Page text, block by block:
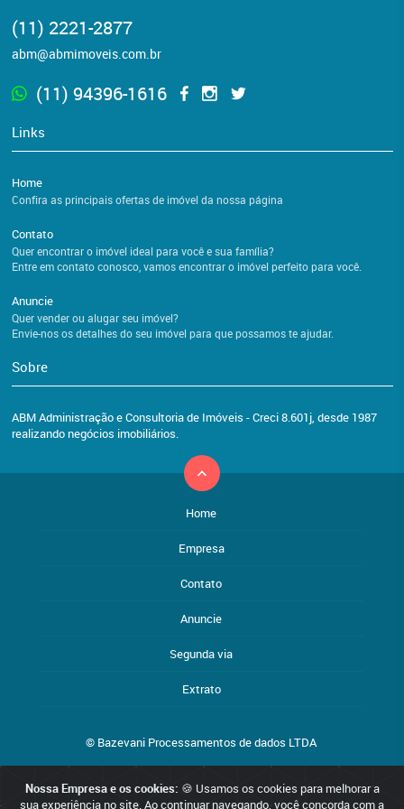
(11) 2221-2877
abm@abmimoveis.com.br
(11) 94396-1616
Links
Home
Confira as principais ofertas de imóvel da nossa página
Contato
Quer encontrar o imóvel ideal para você e sua família?
Entre em contato conosco, vamos encontrar o imóvel perfeito para você.
Anuncie
Quer vender ou alugar seu imóvel?
Envie-nos os detalhes do seu imóvel para que possamos te ajudar.
Sobre
ABM Administração e Consultoria de Imóveis - Creci 8.601j, desde 1987
realizando negócios imobiliários.
Home
Empresa
Contato
Anuncie
Segunda via
Extrato
© Bazevani Processamentos de dados LTDA
Reservamo-nos o direito de qualquer erro de digitação, assim como
Nossa Empresa e os cookies: 🍪 Usamos os cookies para melhorar a
sua experiência no site. Ao continuar navegando, você concorda com a